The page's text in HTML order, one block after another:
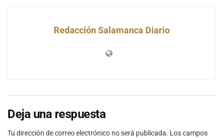
Redacción Salamanca Diario
Deja una respuesta
Tu dirección de correo electrónico no será publicada. Los campos